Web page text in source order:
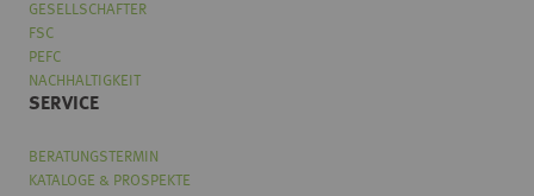
GESELLSCHAFTER
FSC
PEFC
NACHHALTIGKEIT
SERVICE
BERATUNGSTERMIN
KATALOGE & PROSPEKTE